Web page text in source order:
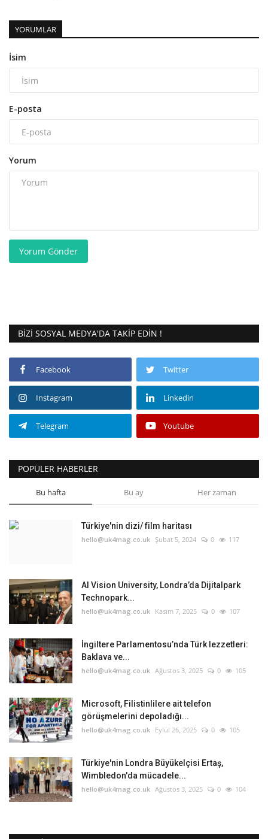
YORUMLAR
İsim
E-posta
Yorum
Yorum Gönder
BIZI SOSYAL MEDYA'DA TAKIP EDIN !
Facebook Twitter
Instagram Linkedin
Telegram Youtube
POPÜLER HABERLER
Bu hafta Bu ay Her zaman
Türkiye'nin dizi/ film haritası
hello@uk4mag.co.uk Şubat 5, 2024 0 117
AI Vision University, Londra’da Dijitalpark
Technopark...
hello@uk4mag.co.uk Kasım 7, 2025 0 107
İngiltere Parlamentosu’nda Türk lezzetleri:
Baklava ve...
hello@uk4mag.co.uk Ağustos 3, 2025 0 105
Microsoft, Filistinlilere ait telefon
görüşmelerini depoladığı...
hello@uk4mag.co.uk Eylül 26, 2025 0 105
Türkiye'nin Londra Büyükelçisi Ertaş,
Wimbledon'da mücadele...
hello@uk4mag.co.uk Ağustos 3, 2025 0 104